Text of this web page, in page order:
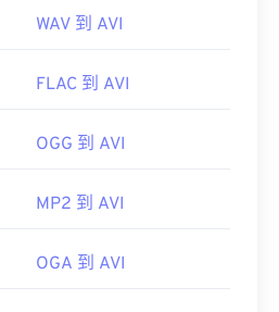
WAV 到 AVI
FLAC 到 AVI
OGG 到 AVI
MP2 到 AVI
OGA 到 AVI